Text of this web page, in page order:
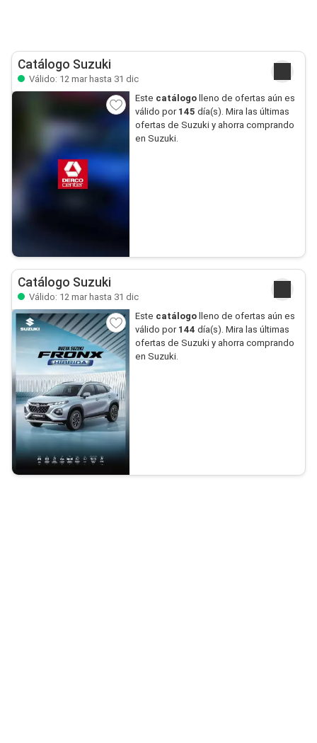
Catálogo Suzuki
Válido: 12 mar hasta 31 dic
Este catálogolleno de ofertas aún es
válido por 145 día(s). Mira las últimas
ofertas de Suzuki y ahorra comprando
en Suzuki.
Catálogo Suzuki
Válido: 12 mar hasta 31 dic
Este catálogolleno de ofertas aún es
válido por 144 día(s). Mira las últimas
ofertas de Suzuki y ahorra comprando
en Suzuki.